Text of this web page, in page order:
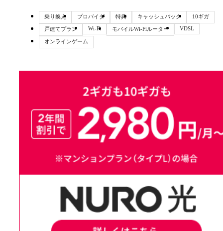
乗り換え プロバイダ 特典 キャッシュバック 10ギガ
戸建てプラン Wi-Fi モバイルWi-Fiルーター VDSL
オンラインゲーム